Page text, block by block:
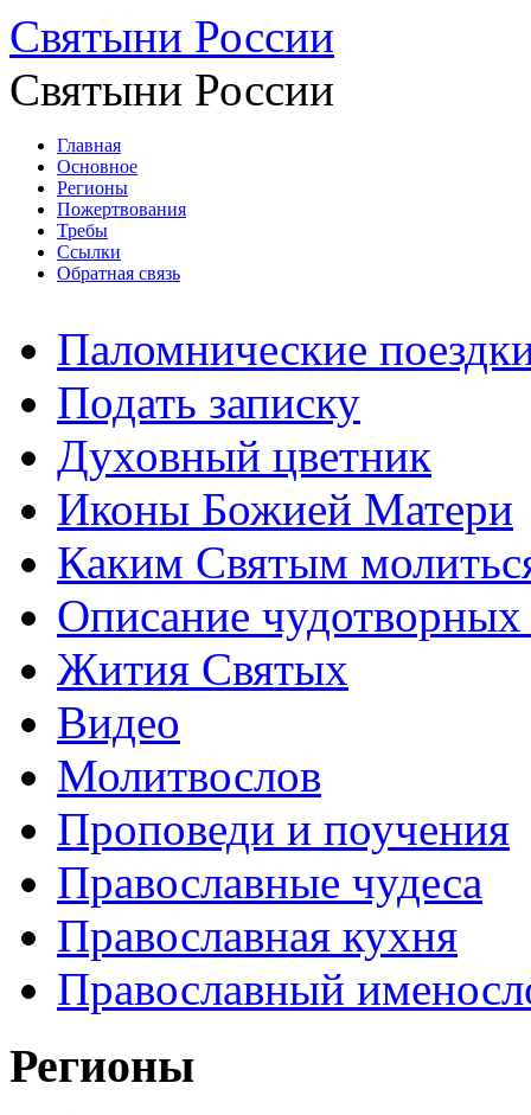
Святыни России
Святыни России
Главная
Основное
Регионы
Пожертвования
Требы
Ссылки
Обратная связь
Паломнические
Подать записку
Духовный цветник
Иконы Божией Матери
Каким Святым
Описание
Жития Святых
Видео
Молитвослов
Проповеди и поучения
Православные чудеса
Православная кухня
Православный
Регионы